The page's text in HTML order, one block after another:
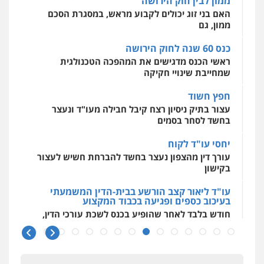
מרכז התחלה חדשה
אסירים עבירות מין שירותים מקצועיים
לעורכי דין
האם בני זוג יכולים לקבוע מראש, במסגרת הסכם
ממון, גם
כנס 60 שנה לחוק הירושה
ראשי הכנס מדגישים את המהפכה הטכנולגית
שמחייבת שינויי חקיקה
חפץ חשוד
עצור בתיק ניסיון רצח קיבל חבילה מעו"ד ונעצר
בחשד לסחר בסמים
יחסי עו"ד לקוח
עורך דין מהצפון נעצר בחשד להברחת חשיש לעצור
בקישון
עו"ד ליאור קצב הורשע בבית-הדין המשמעתי
בעיכוב כספים ופגיעה בכבוד המקצוע
חודש בלבד לאחר שהופיע בכנס לשכת עורכי הדין,
קצב הורשע